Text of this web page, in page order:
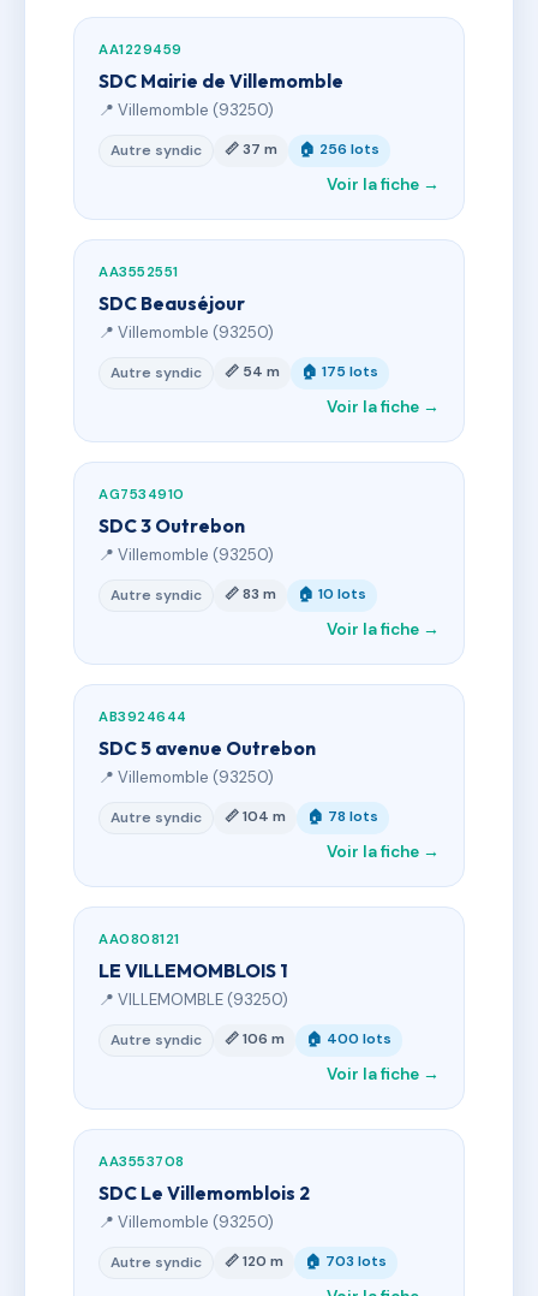
AA1229459
SDC Mairie de Villemomble
📍 Villemomble (93250)
Autre syndic 📏 37 m 🏠 256 lots
Voir la fiche →
AA3552551
SDC Beauséjour
📍 Villemomble (93250)
Autre syndic 📏 54 m 🏠 175 lots
Voir la fiche →
AG7534910
SDC 3 Outrebon
📍 Villemomble (93250)
Autre syndic 📏 83 m 🏠 10 lots
Voir la fiche →
AB3924644
SDC 5 avenue Outrebon
📍 Villemomble (93250)
Autre syndic 📏 104 m 🏠 78 lots
Voir la fiche →
AA0808121
LE VILLEMOMBLOIS 1
📍 VILLEMOMBLE (93250)
Autre syndic 📏 106 m 🏠 400 lots
Voir la fiche →
AA3553708
SDC Le Villemomblois 2
📍 Villemomble (93250)
Autre syndic 📏 120 m 🏠 703 lots